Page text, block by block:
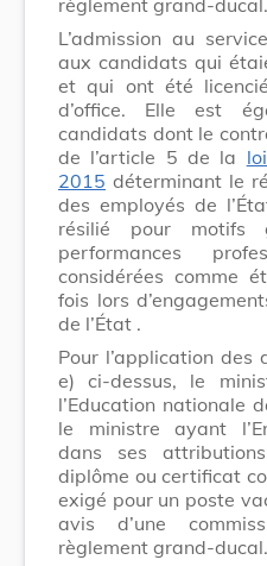
L’admission au
aux candidats qui
et qui ont été
d’office. Elle est
candidats dont le
de l’article 5 de la
2015 déterminant le
des employés de
résilié pour
performances
considérées comme
fois lors
de l’État .
Pour l’application
e) ci-dessus, le
l’Education nationale
le ministre ayant
dans ses
diplôme ou certificat
exigé pour un poste
avis d’une
règlement grand-ducal.